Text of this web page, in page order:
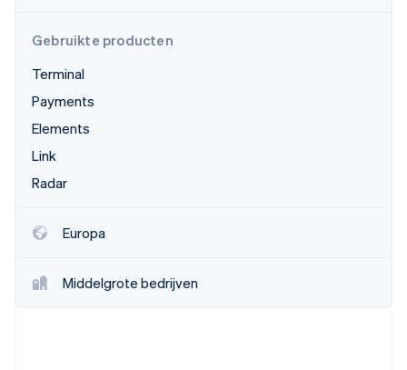
Radar
Oprichting van een start-up
Climate
CO₂-verwijdering
Identity
dienstverlening
Gebruikte producten
Terminal
Payments
Elements
Link
Radar
Europa
Middelgrote bedrijven